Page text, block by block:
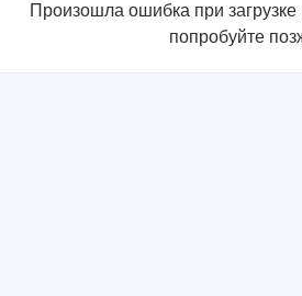
Произошла ошибка при
попробуйте